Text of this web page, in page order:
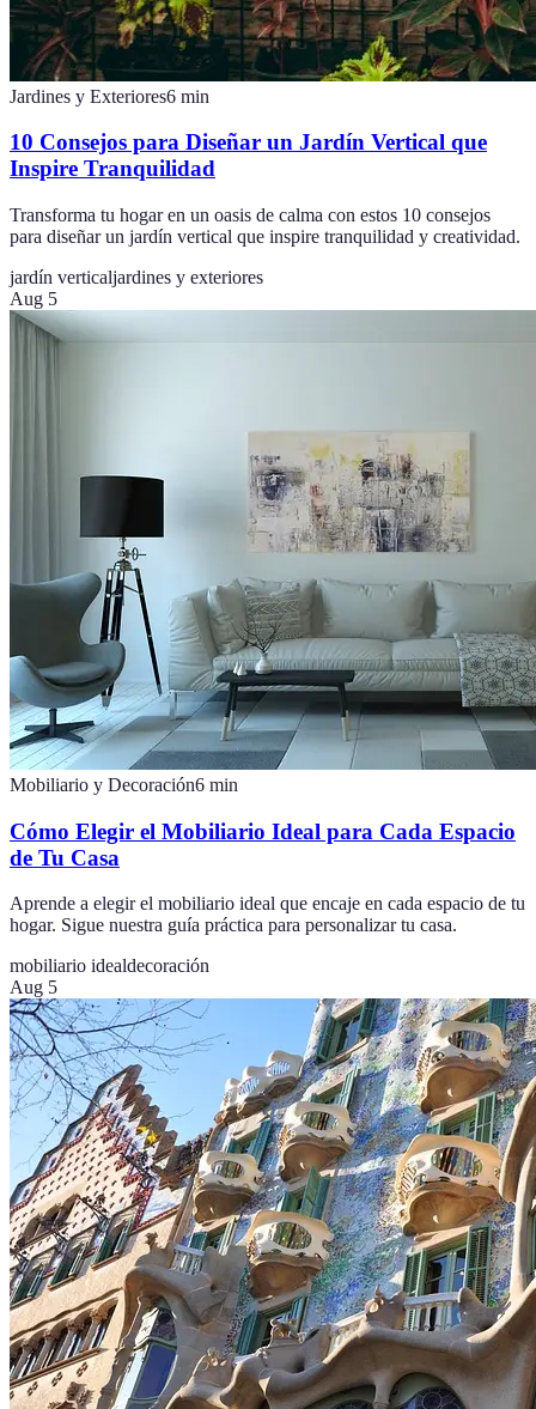
Jardines y Exteriores6 min
10 Consejos para Diseñar un Jardín Vertical que
Inspire Tranquilidad
Transforma tu hogar en un oasis de calma con estos 10 consejos
para diseñar un jardín vertical que inspire tranquilidad y creatividad.
jardín verticaljardines y exteriores
Aug 5
Mobiliario y Decoración6 min
Cómo Elegir el Mobiliario Ideal para Cada Espacio
de Tu Casa
Aprende a elegir el mobiliario ideal que encaje en cada espacio de tu
hogar. Sigue nuestra guía práctica para personalizar tu casa.
mobiliario idealdecoración
Aug 5